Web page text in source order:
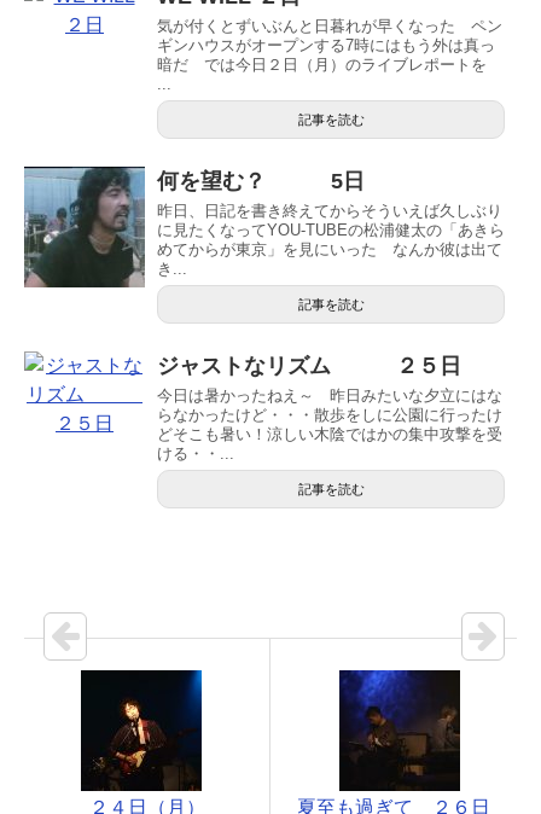
気が付くとずいぶんと日暮れが早くなった ペン
ギンハウスがオープンする7時にはもう外は真っ
暗だ では今日２日（月）のライブレポートを
...
記事を読む
何を望む？ 5日
昨日、日記を書き終えてからそういえば久しぶり
に見たくなってYOU-TUBEの松浦健太の「あきら
めてからが東京」を見にいった なんか彼は出て
き...
記事を読む
ジャストなリズム ２５日
今日は暑かったねえ～ 昨日みたいな夕立にはな
らなかったけど・・・散歩をしに公園に行ったけ
どそこも暑い！涼しい木陰ではかの集中攻撃を受
ける・・...
記事を読む
２４日（月） 夏至も過ぎて ２６日